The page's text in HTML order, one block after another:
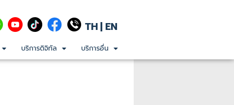
TH| EN
บริการดิจิทัล บริการอื่น